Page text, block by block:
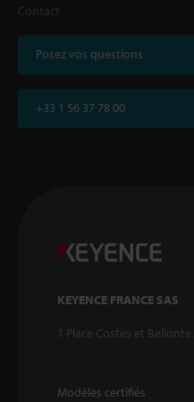
Contact
Posez vos questions
+33 1 56 37 78 00
KEYENCE FRANCE SAS
1 Place Costes et
Modèles certifiés